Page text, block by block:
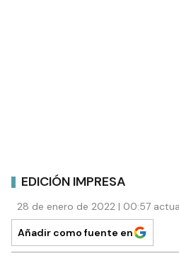
EDICIÓN IMPRESA
28 de enero de 2022 | 00:57
Añadir como fuente en